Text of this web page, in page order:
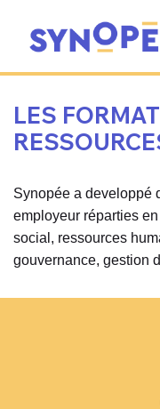
LES
Synopée a developpé
employeur réparties
social, ressources
gouvernance, gestion